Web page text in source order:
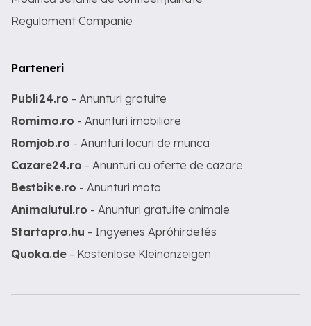
Regulament Campanie
Parteneri
Publi24.ro - Anunturi gratuite
Romimo.ro - Anunturi imobiliare
Romjob.ro - Anunturi locuri de munca
Cazare24.ro - Anunturi cu oferte de cazare
Bestbike.ro - Anunturi moto
Animalutul.ro - Anunturi gratuite animale
Startapro.hu - Ingyenes Apróhirdetés
Quoka.de - Kostenlose Kleinanzeigen